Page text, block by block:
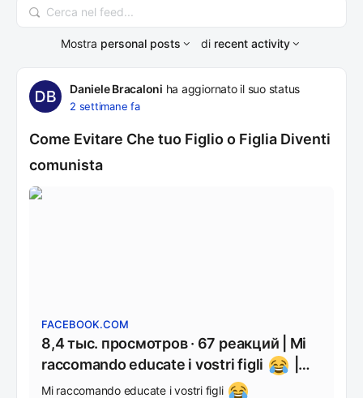
Cerca
nel
feed...
Mostra personal posts di recent activity
Daniele Bracaloni ha aggiornato il suo status
2 settimane fa
Come Evitare Che tuo Figlio o Figlia Diventi
comunista
FACEBOOK.COM
8,4 тыс. просмотров · 67 реакций | Mi
raccomando educate i vostri figli
Nicolas Nati
Mi raccomando educate i vostri figli